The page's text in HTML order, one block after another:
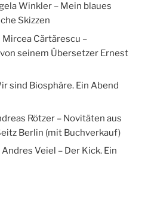
Winkler – Mein blaues
Skizzen
Cărtărescu –
seinem Übersetzer Ernest
sind Biosphäre. Ein Abend
Rötzer – Novitäten aus
Berlin (mit Buchverkauf)
Veiel – Der Kick. Ein